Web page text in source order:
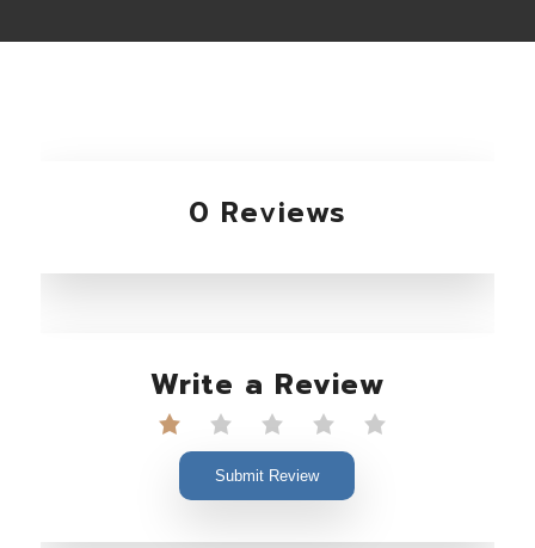
0 Reviews
Write a Review
Submit Review